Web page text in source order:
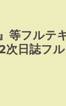
等フルテ
日誌フル